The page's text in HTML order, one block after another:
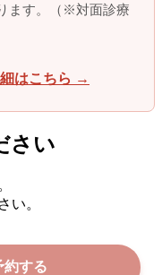
ます。（※対面診療
はこちら →
さい
い。
約する